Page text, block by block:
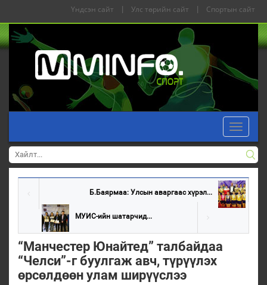
Үндсэн сайт | Улс төрийн сайт | Спортын сайт
Toggle
Б.Баярмаа: Улсын аваргаас хүрэл...
МУИС-ийн шатарчид...
“Манчестер Юнайтед” талбайдаа
“Челси”-г буулгаж авч, түрүүлэх
өрсөлдөөн улам ширүүслээ